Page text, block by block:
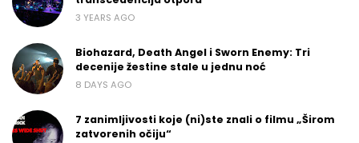
3 YEARS AGO
Biohazard, Death Angel i Sworn Enemy: Tri
decenije žestine stale u jednu noć
8 DAYS AGO
7 zanimljivosti koje (ni)ste znali o filmu „Širom
zatvorenih očiju“